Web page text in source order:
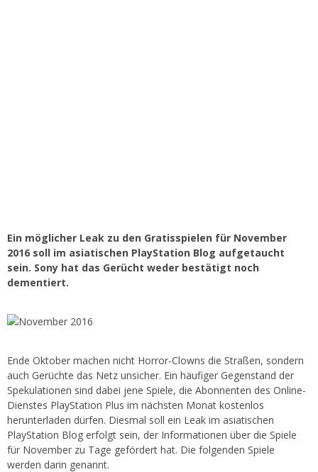
Ein möglicher Leak zu den Gratisspielen für November
2016 soll im asiatischen PlayStation Blog aufgetaucht
sein. Sony hat das Gerücht weder bestätigt noch
dementiert.
Ende Oktober machen nicht Horror-Clowns die Straßen, sondern
auch Gerüchte das Netz unsicher. Ein häufiger Gegenstand der
Spekulationen sind dabei jene Spiele, die Abonnenten des Online-
Dienstes PlayStation Plus im nächsten Monat kostenlos
herunterladen dürfen. Diesmal soll ein Leak im asiatischen
PlayStation Blog erfolgt sein, der Informationen über die Spiele
für November zu Tage gefördert hat. Die folgenden Spiele
werden darin genannt.